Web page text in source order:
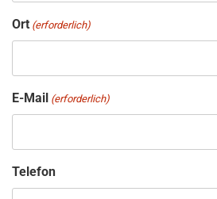
Ort (erforderlich)
E-Mail (erforderlich)
Telefon